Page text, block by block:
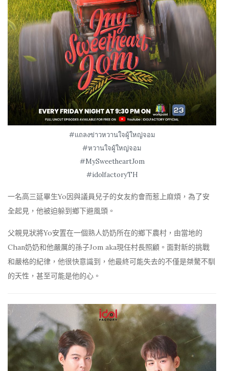
#แถลงข่าวหวานใจผู้ใหญ่จอม
#หวานใจผู้ใหญ่จอม
#MySweetheartJom
#idolfactoryTH
一名高三延畢生Yo因與議員兒子的女友約會而惹上麻煩，為了安
全起見，他被迫躲到鄉下避風頭。
父親見狀將Yo安置在一個熟人奶奶所在的鄉下農村，由當地的
Chan奶奶和他嚴厲的孫子Jom aka現任村長照顧。面對新的挑戰
和嚴格的紀律，他很快意識到，他最終可能失去的不僅是桀驁不馴
的天性，甚至可能是他的心。